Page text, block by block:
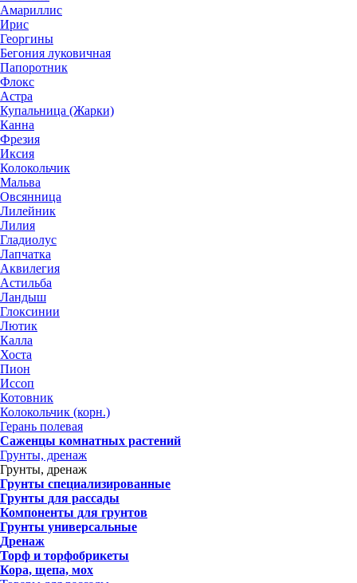
Амариллис
Ирис
Георгины
Бегония луковичная
Папоротник
Флокс
Астра
Купальница (Жарки)
Канна
Фрезия
Иксия
Колокольчик
Мальва
Овсянница
Лилейник
Лилия
Гладиолус
Лапчатка
Аквилегия
Астильба
Ландыш
Глоксинии
Лютик
Калла
Хоста
Пион
Иссоп
Котовник
Колокольчик (корн.)
Герань полевая
Саженцы комнатных растений
Грунты, дренаж
Грунты, дренаж
Грунты специализированные
Грунты для рассады
Компоненты для грунтов
Грунты универсальные
Дренаж
Торф и торфобрикеты
Кора, щепа, мох